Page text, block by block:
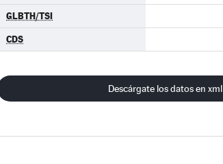
GLBTH/TSI
CDS
Descárgate los datos en xml